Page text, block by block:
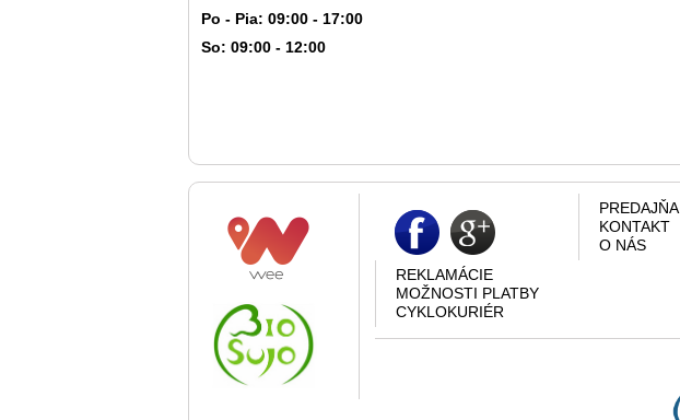
Po - Pia: 09:00 - 17:00
So: 09:00 - 12:00
PREDAJŇA
KONTAKT
O NÁS
REKLAMÁCIE
MOŽNOSTI PLATBY
CYKLOKURIÉR